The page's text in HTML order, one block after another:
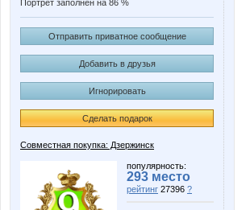
Портрет заполнен на 86 %
Отправить приватное сообщение
Добавить в друзья
Игнорировать
Сделать подарок
Совместная покупка: Дзержинск
популярность:
293 место
рейтинг 27396 ?